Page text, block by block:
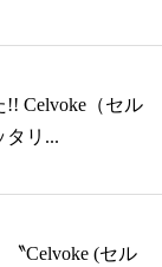
ル
タリ...
〝Celvoke (セル